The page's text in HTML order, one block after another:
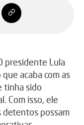
presidente Lula
acaba com as
tinha sido
Com isso, ele
detentos possam